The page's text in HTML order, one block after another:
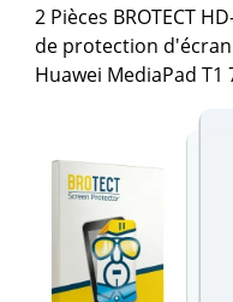
2 Pièces BROTECT
de protection
Huawei MediaPad T1